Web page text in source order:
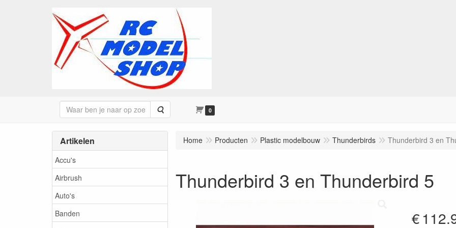
Zoeken 0
Artikelen
Accu's
Airbrush
Auto's
Banden
Home Producten Plastic modelbouw Thunderbirds Thunderbird 3 en
Thunderbird 3 en Thunderbird 5
€